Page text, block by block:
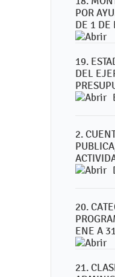
POR
DE 1 DE
19.
DEL
2.
20.
ENE A
21.